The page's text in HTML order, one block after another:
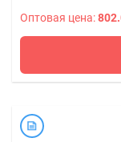
Оптовая цена: